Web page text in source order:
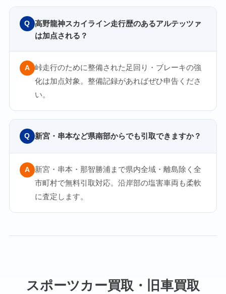
Q
高野龍神スカイライン走行歴のあるアルテッツァ
は加点される？
A
峠走行のために整備された足回り・ブレーキの強
化は加点対象。整備記録があればぜひ申告くださ
い。
Q 新宮・串本など県南部からでも引取できますか？
A
新宮・串本・那智勝浦まで県内全域・離島除く全
市町村で無料引取対応。沿岸部の塩害車両も柔軟
に査定します。
スポーツカー買取・旧車買取